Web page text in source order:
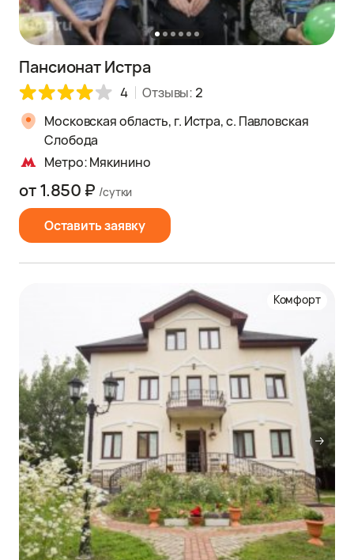
Пансионат Истра
4 Отзывы: 2
Московская область, г. Истра, с. Павловская
Слобода
Метро: Мякинино
Оставить заявку
от 1.850 ₽ /сутки
Комфорт